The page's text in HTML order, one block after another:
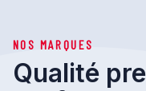
NOS MARQUES
Qualité